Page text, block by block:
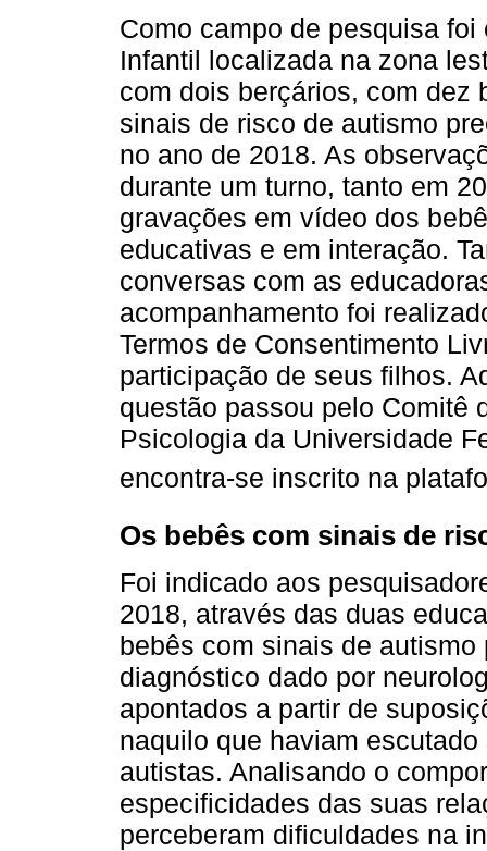
Como campo de pesquisa
Infantil localizada na zona
com dois berçários, com dez
sinais de risco de autismo
no ano de 2018. As
durante um turno, tanto em
gravações em vídeo dos
educativas e em interação.
conversas com as
acompanhamento foi
Termos de Consentimento
participação de seus filhos.
questão passou pelo Comitê
Psicologia da Universidade
encontra-se inscrito na
Os bebês com sinais de
Foi indicado aos
2018, através das duas
bebês com sinais de
diagnóstico dado por
apontados a partir de
naquilo que haviam
autistas. Analisando o
especificidades das suas
perceberam dificuldades na